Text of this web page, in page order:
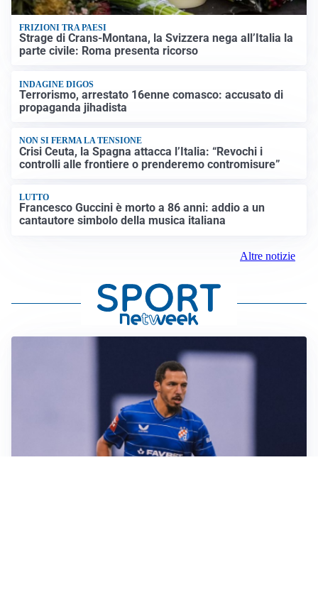
FRIZIONI TRA PAESI
Strage di Crans-Montana, la Svizzera nega all’Italia la
parte civile: Roma presenta ricorso
INDAGINE DIGOS
Terrorismo, arrestato 16enne comasco: accusato di
propaganda jihadista
NON SI FERMA LA TENSIONE
Crisi Ceuta, la Spagna attacca l’Italia: “Revochi i
controlli alle frontiere o prenderemo contromisure”
LUTTO
Francesco Guccini è morto a 86 anni: addio a un
cantautore simbolo della musica italiana
Altre notizie